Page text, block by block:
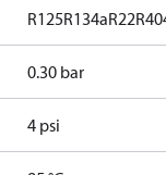
R125R134aR22
0.30 bar
4 psi